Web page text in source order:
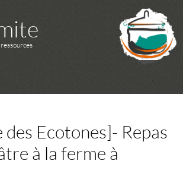
des Ecotones]- Repas
à la ferme à